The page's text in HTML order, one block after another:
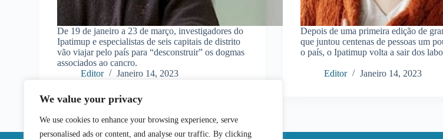
We value your privacy
We use cookies to enhance your browsing experience, serve
personalised ads or content, and analyse our traffic. By clicking
De 19 de janeiro a 23 de março, investigadores do
Ipatimup e especialistas de seis capitais de distrito
vão viajar pelo país para “desconstruir” os dogmas
associados ao cancro.
Editor
Janeiro 14, 2023
Depois de uma primeira edição de
que juntou centenas de pessoas um
o país, o Ipatimup volta a sair dos
Editor Janeiro 14, 2023